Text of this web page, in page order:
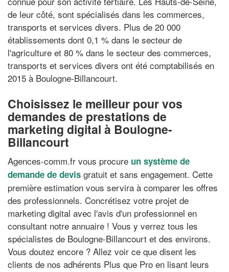
de leur côté, sont spécialisés dans les commerces,
transports et services divers. Plus de 20 000
établissements dont 0,1 % dans le secteur de
l'agriculture et 80 % dans le secteur des commerces,
transports et services divers ont été comptabilisés en
2015 à Boulogne-Billancourt.
Choisissez le meilleur pour vos
demandes de prestations de
marketing digital à Boulogne-
Billancourt
Agences-comm.fr vous procure un système de
demande de devis gratuit et sans engagement. Cette
première estimation vous servira à comparer les offres
des professionnels. Concrétisez votre projet de
marketing digital avec l'avis d'un professionnel en
consultant notre annuaire ! Vous y verrez tous les
spécialistes de Boulogne-Billancourt et des environs.
Vous doutez encore ? Allez voir ce que disent les
clients de nos adhérents Plus que Pro en lisant leurs